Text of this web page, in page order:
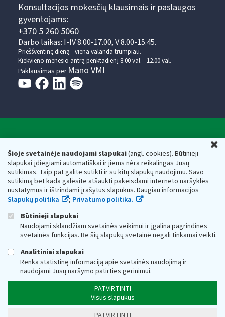
Šioje svetainėje naudojami slapukai(angl. cookies). Būtinieji
slapukai įdiegiami automatiškai ir jiems nėra reikalingas Jūsų
sutikimas. Taip pat galite sutikti ir su kitų slapukų naudojimu. Savo
sutikimą bet kada galėsite atšaukti pakeisdami interneto naršyklės
nustatymus ir ištrindami įrašytus slapukus. Daugiau informacijos
Slapukų politika
; Privatumo politika.
Būtinieji slapukai
Naudojami sklandžiam svetainės veikimui ir įgalina pagrindines
svetainės funkcijas. Be šių slapukų svetainė negali tinkamai veikti.
Analitiniai slapukai
Renka statistinę informaciją apie svetainės naudojimą ir
naudojami Jūsų naršymo patirties gerinimui.
PATVIRTINTI
Visus slapukus
Konsultacijos mokesčių klausimais ir paslaugos
gyventojams:
+370 5 260 5060
Darbo laikas: I-IV 8.00-17.00, V 8.00-15.45.
Prieššventinę dieną - viena valanda trumpiau.
Kiekvieno mėnesio antrą penktadienį 8.00 val. - 12.00 val.
Paklausimas per Mano VMI
Respublikos finansų ministerijos
Biudžetinė įstaiga. Juridinio asmens kodas — 188659752,
adresas: Vasario 16-osios g. 14, 01107 Vilnius, Lietuva, el.paštas:
vmi@vmi.lt, E. pristatymo dėžutės adresas 188659752
Duomenys apie Valstybinę mokesčių inspekciją prie Lietuvos
Respublikos finansų ministerijos kaupiami ir saugomi Juridinių